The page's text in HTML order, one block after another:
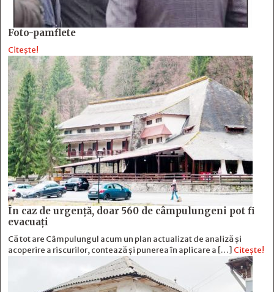
Foto-pamflete
Citește!
În caz de urgență, doar 560 de câmpulungeni pot fi
evacuați
Că tot are Câmpulungul acum un plan actualizat de analiză și
acoperire a riscurilor, contează și punerea în aplicare a […] Citește!